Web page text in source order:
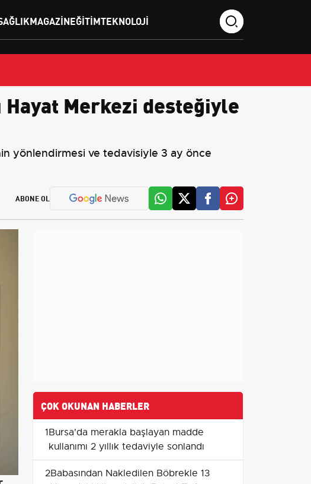
MAGAZINEĞITIMTEKNOLOJI
Hayat Merkezi desteğiyle
yönlendirmesi ve tedavisiyle 3 ay önce
ABONE OL
ÇOK OKUNAN HABERLER
1Bursa'da merakla başlayan madde
kullanımı 2 yıllık tedaviyle sonlandı
2Babasından Nakledilen Böbrekle 13